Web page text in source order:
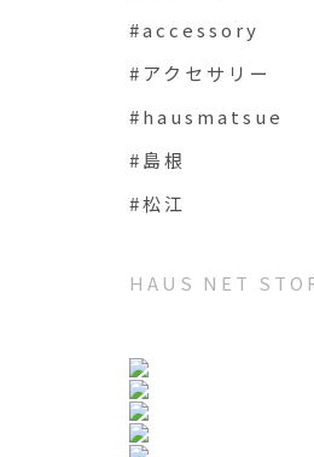
#accessory
#アクセサリー
#hausmatsue
#島根
#松江
HAUS NET